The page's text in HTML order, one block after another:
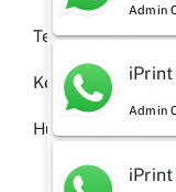
Tentang Kami
Kebijakan Privasi
Hubungi Kami
Admin
iPrint
Admin